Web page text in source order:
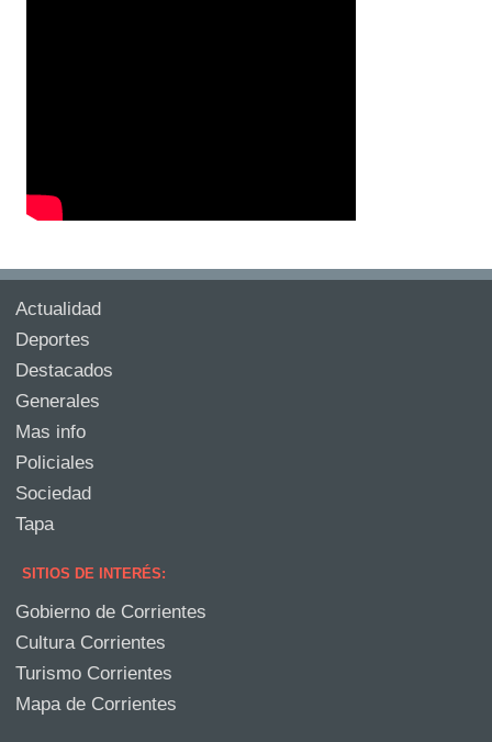
Actualidad
Deportes
Destacados
Generales
Mas info
Policiales
Sociedad
Tapa
SITIOS DE INTERÉS:
Gobierno de Corrientes
Cultura Corrientes
Turismo Corrientes
Mapa de Corrientes